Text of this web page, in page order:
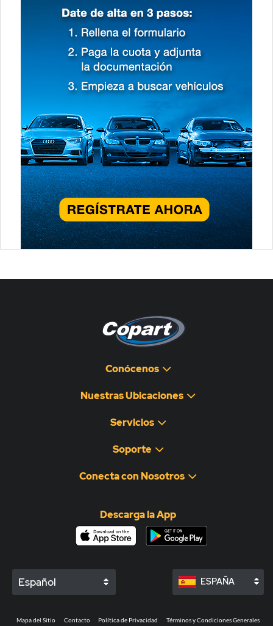
Conócenos
Nuestras Ubicaciones
Servicios
Soporte
Conecta con Nosotros
Descarga la App
Español ESPAÑA
Mapa del Sitio Contacto Política de Privacidad Términos y Condiciones Generales